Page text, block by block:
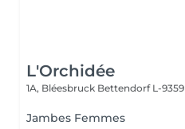
L'Orchidée
1A, Bléesbruck Bettendorf L-9359
Jambes Femmes